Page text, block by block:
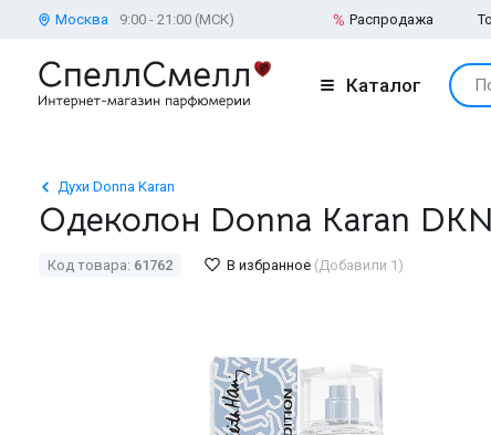
Москва 9:00 - 21:00 (МСК) Распродажа
Каталог
Духи Donna Karan
Одеколон Donna Karan
Код товара: 61762 В избранное (Добавили 1)